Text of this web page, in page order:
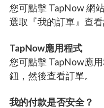
您可點擊 TapNow 網
選取『我的訂單』查看
TapNow應用程式
您可點擊 TapNow應
鈕，然後查看訂單。
我的付款是否安全？